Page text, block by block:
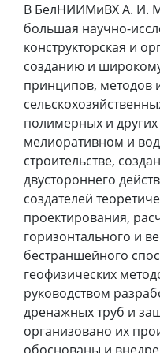
В БелНИИМиВХ А. И.
большая научно-
конструкторская и
созданию и
принципов, методов
полимерных и
мелиоративном и
строительстве,
двустороннего
создателей
проектирования,
горизонтального и
бестраншейного
геофизических
руководством
дренажных труб и
организовано их